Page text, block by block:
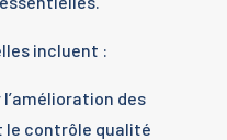
incluent :
des
le contrôle qualité